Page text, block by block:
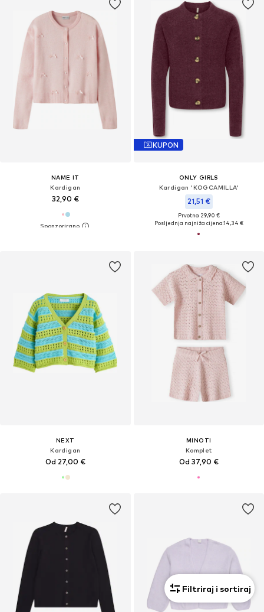
NAME IT
Kardigan
32,90 €
KUPON
ONLY GIRLS
Kardigan 'KOGCAMILLA'
21,51 €
Prvotno: 29,90 €
Posljednja najniža cijena:14,34 €
NEXT
Kardigan
Od 27,00 €
MINOTI
Komplet
Od 37,90 €
Filtriraj i sortiraj